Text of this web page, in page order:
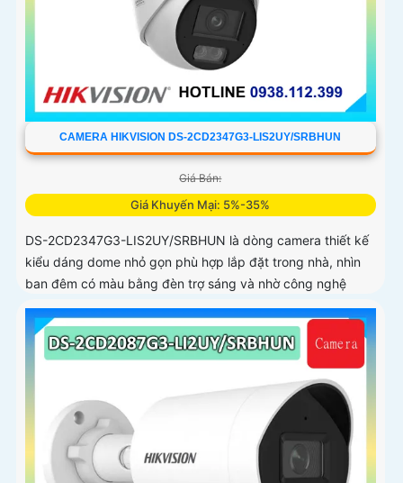
CAMERA HIKVISION DS-2CD2347G3-LIS2UY/SRBHUN
Giá Bán:
Giá Khuyến Mại: 5%-35%
DS-2CD2347G3-LIS2UY/SRBHUN là dòng camera thiết kế
kiểu dáng dome nhỏ gọn phù hợp lắp đặt trong nhà, nhìn
ban đêm có màu bằng đèn trợ sáng và nhờ công nghệ
ColorVU HikAI-ISP, có tính năng AI giúp nhận diện người và
phương tiện, tích hợp micro kép